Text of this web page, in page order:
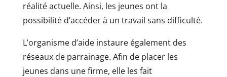
réalité actuelle. Ainsi, les jeunes ont la
possibilité d’accéder à un travail sans difficulté.
L’organisme d’aide instaure également des
réseaux de parrainage. Afin de placer les
jeunes dans une firme, elle les fait